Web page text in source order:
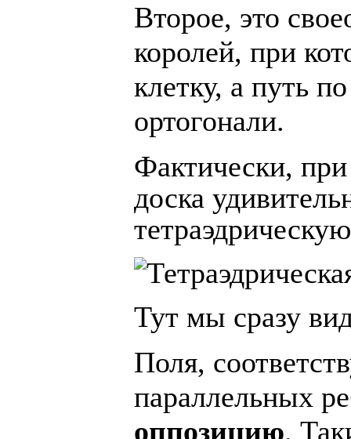
Второе, это
королей, при
клетку, а путь
ортогонали.
Фактически,
доска
Тут мы сразу
Поля,
параллельных
оппозицию.